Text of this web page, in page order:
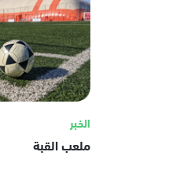
الخبر
ملعب القبة